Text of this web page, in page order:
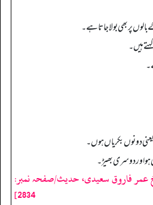
پر بھی بولا جاتا ہے۔
ہیں۔
دونوں بکریاں ہوں۔
ہو اور دوسری بھیڑ۔
عمر فاروق سعیدی، حدیث/صفحہ نمبر:
2834]